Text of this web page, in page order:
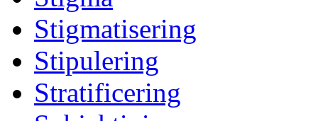
Stigmatisering
Stipulering
Stratificering